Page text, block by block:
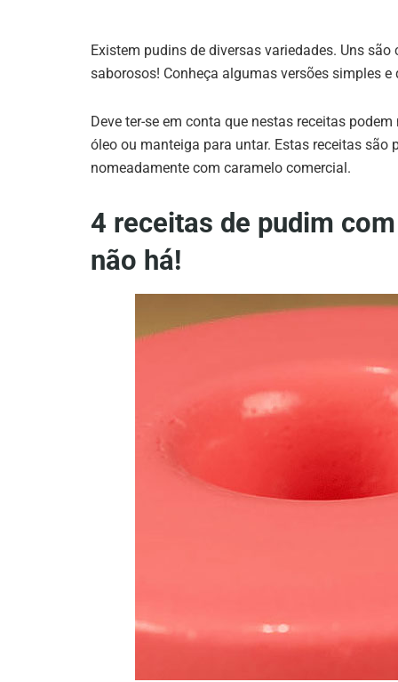
Existem pudins de diversas variedades. Uns
saborosos! Conheça algumas versões simples e
Deve ter-se em conta que nestas receitas
óleo ou manteiga para untar. Estas receitas são
nomeadamente com caramelo comercial.
4 receitas de pudim
não há!